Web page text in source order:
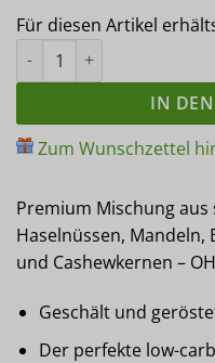
Für diesen Artikel
5-Nuss-Mix PREMIUM
IN
Zum Wunschzettel
Premium Mischung
Haselnüssen, Mandeln,
und Cashewkernen –
Geschält und
Der perfekte low-